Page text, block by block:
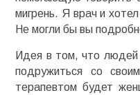
мигрень. Я врач и
Не могли бы вы
Идея в том, что людей
подружиться со
терапевтом будет